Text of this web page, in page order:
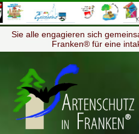
Sie alle engagieren sich
Franken® für eine